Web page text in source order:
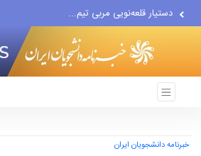
دستیار قلعه‌نویی مربی تیم...
انتشار اخبار جعلی توسط...
خبرنامه دانشجویان ایران